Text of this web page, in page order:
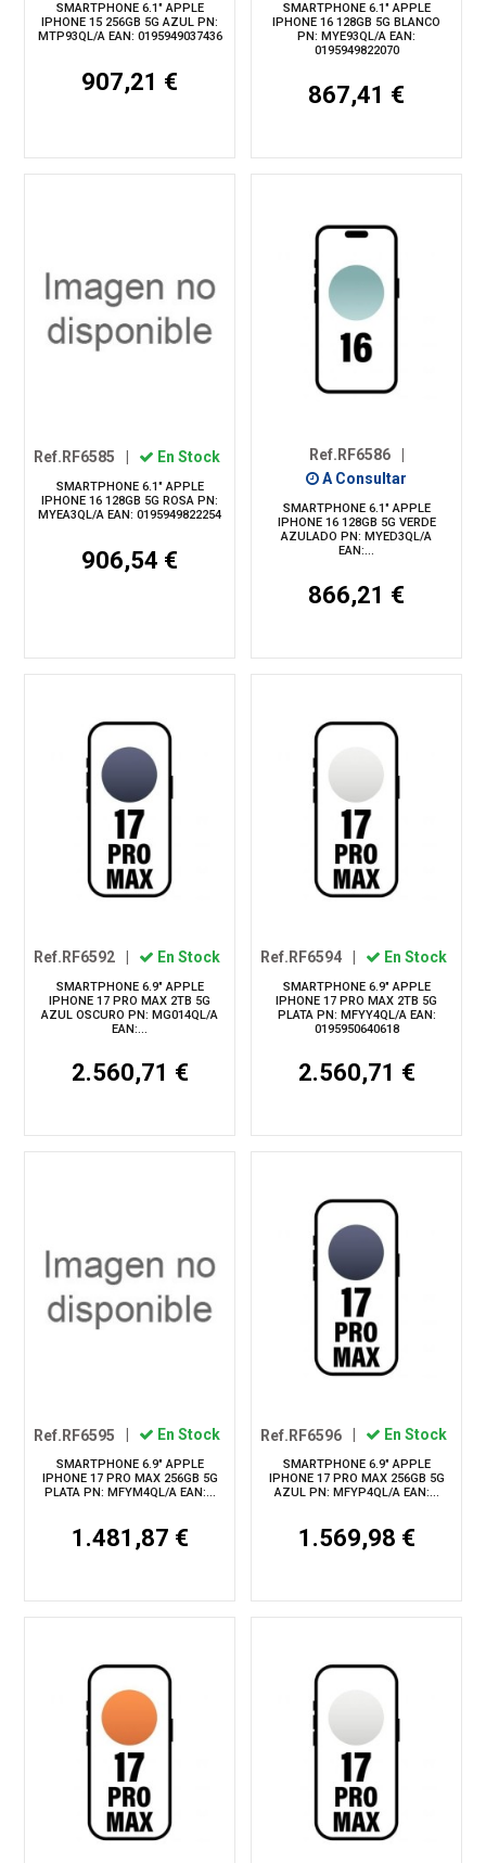
SMARTPHONE 6.1" APPLE
IPHONE 15 256GB 5G AZUL PN:
MTP93QL/A EAN: 0195949037436
907,21 €
SMARTPHONE 6.1" APPLE
IPHONE 16 128GB 5G BLANCO
PN: MYE93QL/A EAN:
0195949822070
867,41 €
Ref.RF6585 En Stock
SMARTPHONE 6.1" APPLE
IPHONE 16 128GB 5G ROSA PN:
MYEA3QL/A EAN: 0195949822254
906,54 €
Ref.RF6586
A Consultar
SMARTPHONE 6.1" APPLE
IPHONE 16 128GB 5G VERDE
AZULADO PN: MYED3QL/A
EAN:...
866,21 €
Ref.RF6592 | En Stock
SMARTPHONE 6.9" APPLE
IPHONE 17 PRO MAX 2TB 5G
AZUL OSCURO PN: MG014QL/A
EAN:...
2.560,71 €
Ref.RF6594 | En Stock
SMARTPHONE 6.9" APPLE
IPHONE 17 PRO MAX 2TB 5G
PLATA PN: MFYY4QL/A EAN:
0195950640618
2.560,71 €
Ref.RF6595 En Stock
SMARTPHONE 6.9" APPLE
IPHONE 17 PRO MAX 256GB 5G
PLATA PN: MFYM4QL/A EAN:...
1.481,87 €
Ref.RF6596 En Stock
SMARTPHONE 6.9" APPLE
IPHONE 17 PRO MAX 256GB 5G
AZUL PN: MFYP4QL/A EAN:...
1.569,98 €